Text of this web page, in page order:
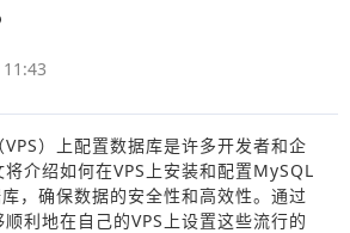
）上配置数据库是许多开发者和企
介绍如何在VPS上安装和配置MySQL
，确保数据的安全性和高效性。通过
利地在自己的VPS上设置这些流行的